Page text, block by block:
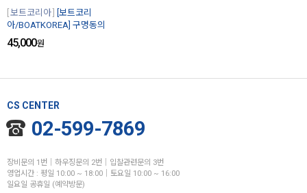
보트코리아
[보트코리
아/BOATKOREA] 구명동의
45,000원
CS CENTER
02-599-7869
장비문의 1번│하우징문의 2번│입찰관련문의 3번
영업시간 : 평일 10:00 ~ 18:00│토요일 10:00 ~ 16:00
일요일 공휴일 (예약방문)